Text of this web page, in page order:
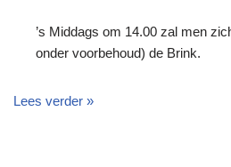
’s Middags om 14.00 zal men
onder voorbehoud) de Brink.
Lees verder »